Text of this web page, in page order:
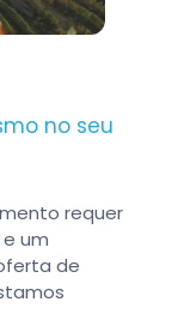
no seu
requer
um
de